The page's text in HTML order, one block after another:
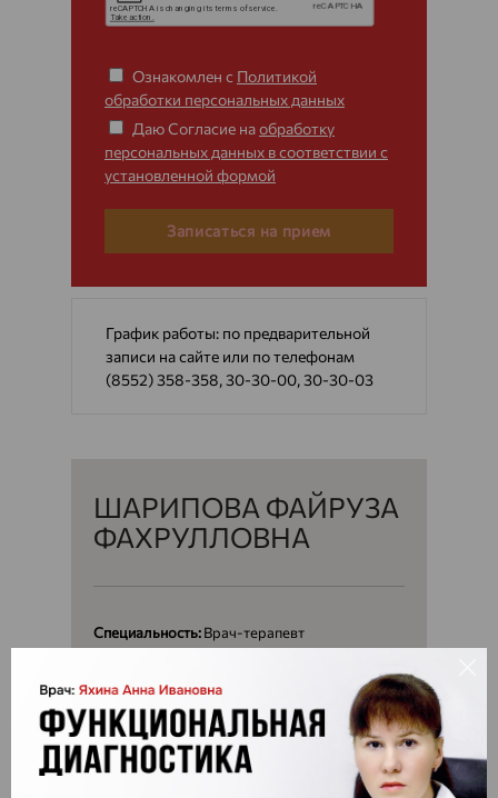
Ознакомлен с Политикой
обработки персональных данных
Даю Согласие наобработку
персональных данных в соответствии с
установленной формой
Записаться на прием
График работы: по предварительной
записи на сайте или по телефонам
(8552) 358-358, 30-30-00, 30-30-03
ШАРИПОВА ФАЙРУЗА
ФАХРУЛЛОВНА
Специальность:Врач-терапевт